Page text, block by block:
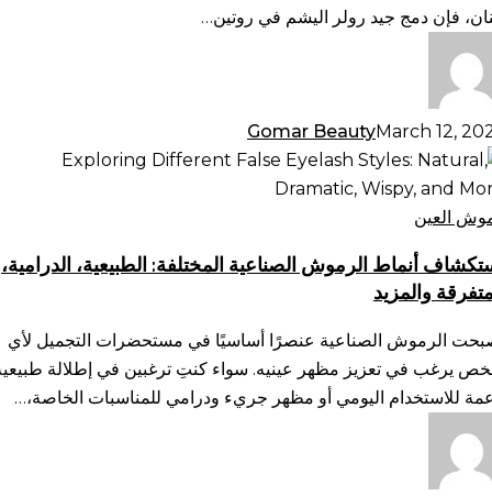
فإن دمج جيد رولر اليشم في روتين…
Gomar BeautyMarch 12,
العين
أنماط الرموش الصناعية المختلفة: الطبيعية، الدرامية،
والمزيد
الرموش الصناعية عنصرًا أساسيًا في مستحضرات التجميل لأي
يرغب في تعزيز مظهر عينيه. سواء كنتِ ترغبين في إطلالة
للاستخدام اليومي أو مظهر جريء ودرامي للمناسبات الخاصة،…